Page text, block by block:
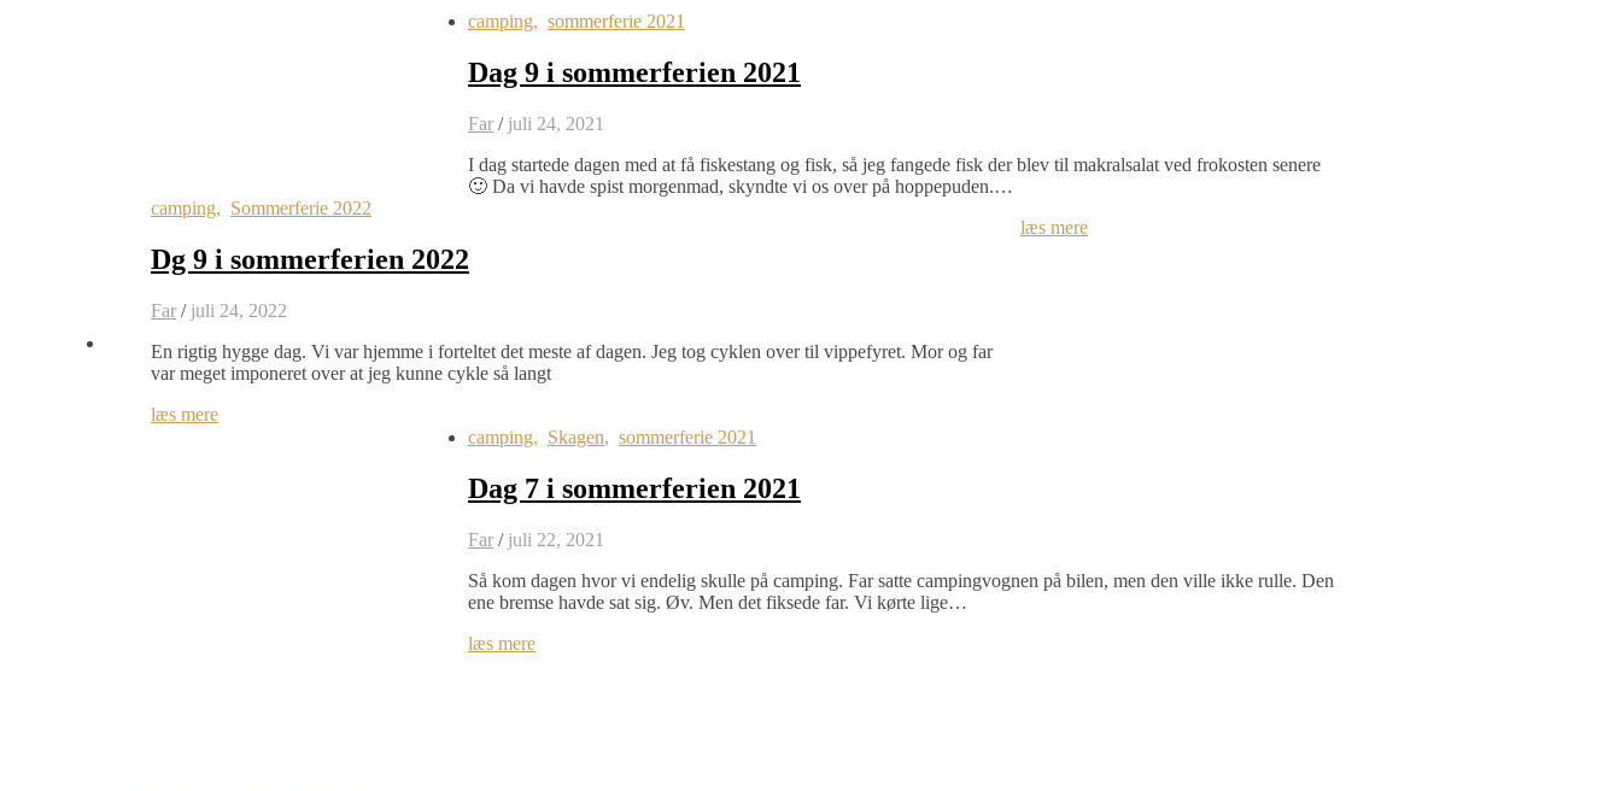
camping, Sommerferie 2022
Dg 9 i sommerferien 2022
Far / juli 24, 2022
En rigtig hygge dag. Vi var hjemme i forteltet det meste af dagen. Jeg tog cyklen over til vippefyret. Mor og far
var meget imponeret over at jeg kunne cykle så langt
læs mere
camping, sommerferie 2021
Dag 9 i sommerferien 2021
Far / juli 24, 2021
I dag startede dagen med at få fiskestang og fisk, så jeg fangede fisk der blev til makralsalat ved frokosten senere
🙂 Da vi havde spist morgenmad, skyndte vi os over på hoppepuden.…
læs mere
camping, Skagen, sommerferie 2021
Dag 7 i sommerferien 2021
Far / juli 22, 2021
Så kom dagen hvor vi endelig skulle på camping. Far satte campingvognen på bilen, men den ville ikke rulle. Den
ene bremse havde sat sig. Øv. Men det fiksede far. Vi kørte lige…
læs mere